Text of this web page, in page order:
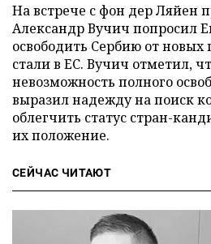
На встрече с фон дер Ляйен
Александр Вучич попросил
освободить Сербию от
стали в ЕС. Вучич отметил,
невозможность полного
выразил надежду на поиск
облегчить статус стран-
их положение.
СЕЙЧАС ЧИТАЮТ